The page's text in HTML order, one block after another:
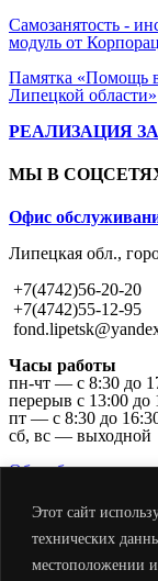
Этот сайт
технических
местоположении и
Самозанятость -
модуль от
Памятка «Помощь
Липецкой области»
РЕАЛИЗАЦИЯ
МЫ В
Офис
Липецкая обл.,
+7(4742)56-20-20
+7(4742)55-12-95
Часы работы
пн-чт — с 8:30 до
перерыв с 13:00 до
пт — с 8:30 до
сб, вс — выходной
Обособленное
Политика в
ПАМЯТКИ О
ВОЕННЫХ